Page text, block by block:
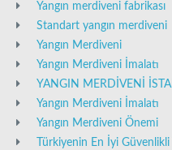
Yangın merdiveni fabrikası
Standart yangın merdiveni
Yangın Merdiveni
Yangın Merdiveni İmalatı
YANGIN MERDİVENİ
Yangın Merdiveni İmalatı
Yangın Merdiveni Önemi
Türkiyenin En İyi Güvenlikli